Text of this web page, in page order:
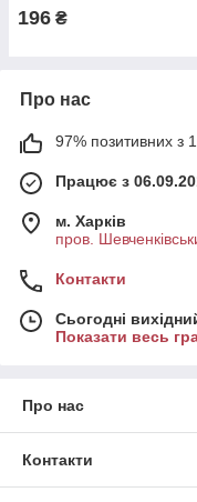
196 ₴
Про нас
97% позитивних з
Працює з
м. Харків
пров.
Контакти
Сьогодні
Показати весь
Про нас
Контакти